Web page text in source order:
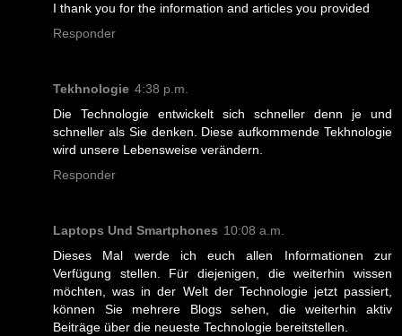
I thank you for the information and articles you provided
Responder
Tekhnologie 4:38 p.m.
Die Technologie entwickelt sich schneller denn je und
schneller als Sie denken. Diese aufkommende Tekhnologie
wird unsere Lebensweise verändern.
Responder
Laptops Und Smartphones 10:08 a.m.
Dieses Mal werde ich euch allen Informationen zur
Verfügung stellen. Für diejenigen, die weiterhin wissen
möchten, was in der Welt der Technologie jetzt passiert,
können Sie mehrere Blogs sehen, die weiterhin aktiv
Beiträge über die neueste Technologie bereitstellen.